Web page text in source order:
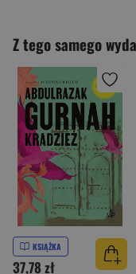
Z tego samego
KSIĄŻKA
37,78 zł